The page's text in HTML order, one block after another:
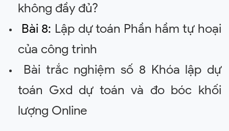
không đầy đủ?
Bài 8: Lập dự toán Phần hầm tự hoại
của công trình
Bài trắc nghiệm số 8 Khóa lập dự
toán Gxd dự toán và đo bóc khối
lượng Online